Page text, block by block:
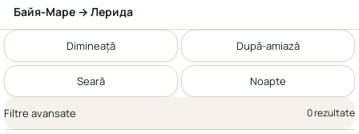
Байя‑Маре → Лерида
Dimineață După-amiază
Seară Noapte
Filtre avansate 0 rezultate